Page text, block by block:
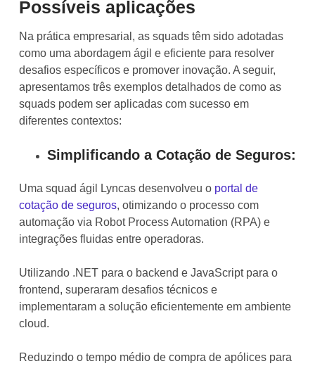
Possíveis aplicações
Na prática empresarial, as squads têm sido adotadas
como uma abordagem ágil e eficiente para resolver
desafios específicos e promover inovação. A seguir,
apresentamos três exemplos detalhados de como as
squads podem ser aplicadas com sucesso em
diferentes contextos:
Simplificando a Cotação de Seguros:
Uma squad ágil Lyncas desenvolveu o portal de
cotação de seguros, otimizando o processo com
automação via Robot Process Automation (RPA) e
integrações fluidas entre operadoras.
Utilizando .NET para o backend e JavaScript para o
frontend, superaram desafios técnicos e
implementaram a solução eficientemente em ambiente
cloud.
Reduzindo o tempo médio de compra de apólices para